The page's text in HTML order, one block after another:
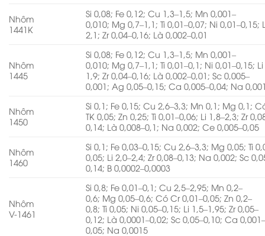
Nhôm
1441K
Si 0,08; Fe 0,12; Cu 1,3–1,5; Mn 0,001–
0,010; Mg 0,7–1,1; Ti 0,01–0,07; Ni 0,01–0,15;
2,1; Zr 0,04–0,16; Là 0,002–0,01
Nhôm
1445
Si 0,08; Fe 0,12; Cu 1,3–1,5; Mn 0,001–
0,010; Mg 0,7–1,1; Ti 0,01–0,1; Ni 0,01–0,15;
1,9; Zr 0,04–0,16; Là 0,002–0,01; Sc 0,005–
0,001; Ag 0,05–0,15; Ca 0,005–0,04; Na
Nhôm
1450
Si 0,1; Fe 0,15; Cu 2,6–3,3; Mn 0,1; Mg 0,1;
TK 0,05; Zn 0,25; Ti 0,01–0,06; Li 1,8–2,3; Zr
0,14; Là 0,008–0,1; Na 0,002; Ce 0,005–0,05
Nhôm
1460
Si 0,1; Fe 0,03–0,15; Cu 2,6–3,3; Mg 0,05; Ti
0,05; Li 2,0–2,4; Zr 0,08–0,13; Na 0,002; Sc
0,14; B 0,0002–0,0003
Nhôm
V-1461
Si 0,8; Fe 0,01–0,1; Cu 2,5–2,95; Mn 0,2–
0,6; Mg 0,05–0,6; Có Cr 0,01–0,05; Zn 0,2–
0,8; Ti 0,05; Ni 0,05–0,15; Li 1,5–1,95; Zr 0,05–
0,12; Là 0,0001–0,02; Sc 0,05–0,10; Ca
0,05; Na 0,0015